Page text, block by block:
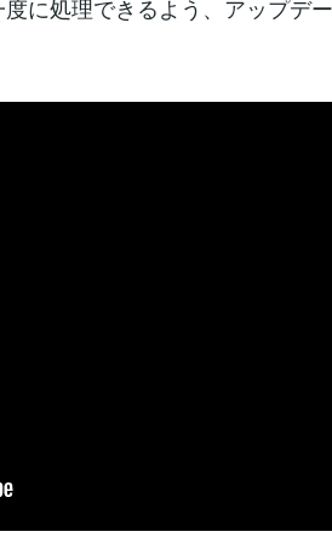
に処理できるよう、アップデ